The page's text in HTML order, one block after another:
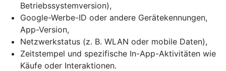
Betriebssystemversion),
Google-Werbe-ID oder andere Gerätekennungen,
App-Version,
Netzwerkstatus (z. B. WLAN oder mobile Daten),
Zeitstempel und spezifische In-App-Aktivitäten wie
Käufe oder Interaktionen.